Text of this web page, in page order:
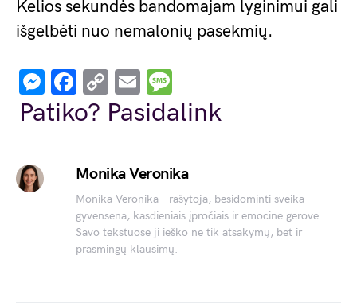
Kelios sekundės bandomajam lyginimui gali
išgelbėti nuo nemalonių pasekmių.
Messenger
Facebook
Copy
Link
Email
Patiko? Pasidalink
Monika Veronika
Monika Veronika – rašytoja, besidominti sveika
gyvensena, kasdieniais įpročiais ir emocine gerove.
Savo tekstuose ji ieško ne tik atsakymų, bet ir
prasmingų klausimų.